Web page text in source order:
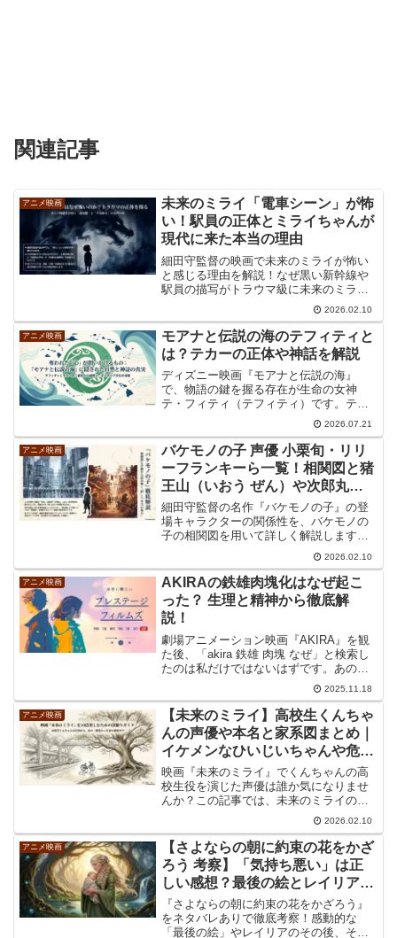
関連記事
アニメ映画
未来のミライ「電車シーン」が怖
い！駅員の正体とミライちゃんが
現代に来た本当の理由
細田守監督の映画で未来のミライが怖い
と感じる理由を解説！なぜ黒い新幹線や
駅員の描写がトラウマ級に未来のミライ
は怖いと言われるのか、演出意図や心理
学的視点から恐怖の正体に迫ります。家
族の歴史や自己の在り方を巡る深層を知
れば、あの違和感が納得に変わる、読み
応え十分の考察記事です。
2026.02.10
アニメ映画
モアナと伝説の海のテフィティと
は？テカーの正体や神話を解説
ディズニー映画『モアナと伝説の海』
で、物語の鍵を握る存在が生命の女神
テ・フィティ（テフィティ）です。テフ
ィティは島々や生き物を生み出した創造
の女神ですが、劇中では長い間、本来の
姿を見せません。『モアナと伝説の海』
のテフィティと、モアナたちを...
2026.07.21
アニメ映画
バケモノの子 声優 小栗旬・リリ
ーフランキーら一覧！相関図と猪
王山（いおう ぜん）や次郎丸・
豚も紹介
細田守監督の名作『バケモノの子』の登
場キャラクターの関係性を、バケモノの
子の相関図を用いて詳しく解説します。
蓮や一郎彦の声優の熱演から小栗旬出演
の噂まで、気になる情報を全て網羅。こ
の記事のバケモノの子の相関図を見れ
ば、物語に込められた真の強さや絆の意
味がより深く理解できます。
2026.02.10
アニメ映画
AKIRAの鉄雄肉塊化はなぜ起こ
った？ 生理と精神から徹底解
説！
劇場アニメーション映画『AKIRA』を観
た後、「akira 鉄雄 肉塊 なぜ」と検索し
たのは私だけではないはずです。あの衝
撃的なクライマックスで、島鉄雄の肉体
が巨大でグロテスクな塊へと変異してい
くシーンは、観客に強烈なトラウマと同
時に、この...
2025.11.18
アニメ映画
【未来のミライ】高校生くんちゃ
んの声優や本名と家系図まとめ｜
イケメンなひいじいちゃんや危な
い家の間取りも解説
映画『未来のミライ』でくんちゃんの高
校生役を演じた声優は誰か気になりませ
んか？この記事では、未来のミライのく
んちゃんの高校生役の声優である畠中祐
さんの役作りや本名に込められた意味を
詳しく解説します。イケメンな姿の秘密
や間取りの意図、未来のミライのくんち
ゃんの高校生役の声優が彩る感動の結末
をぜひご覧ください。
2026.02.10
アニメ映画
【さよならの朝に約束の花をかざ
ろう 考察】「気持ち悪い」は正
しい感想？最後の絵とレイリアの
その後
『さよならの朝に約束の花をかざろう』
をネタバレありで徹底考察！感動的な
「最後の絵」やレイリアのその後、そし